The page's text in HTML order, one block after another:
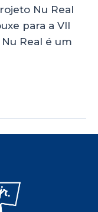
Nu Real
para a VII
Real é um